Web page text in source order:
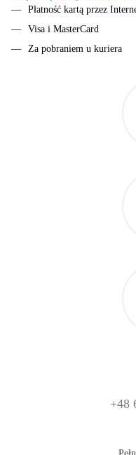
Płatność kartą przez
Visa i MasterCard
Za pobraniem u kuriera
+48